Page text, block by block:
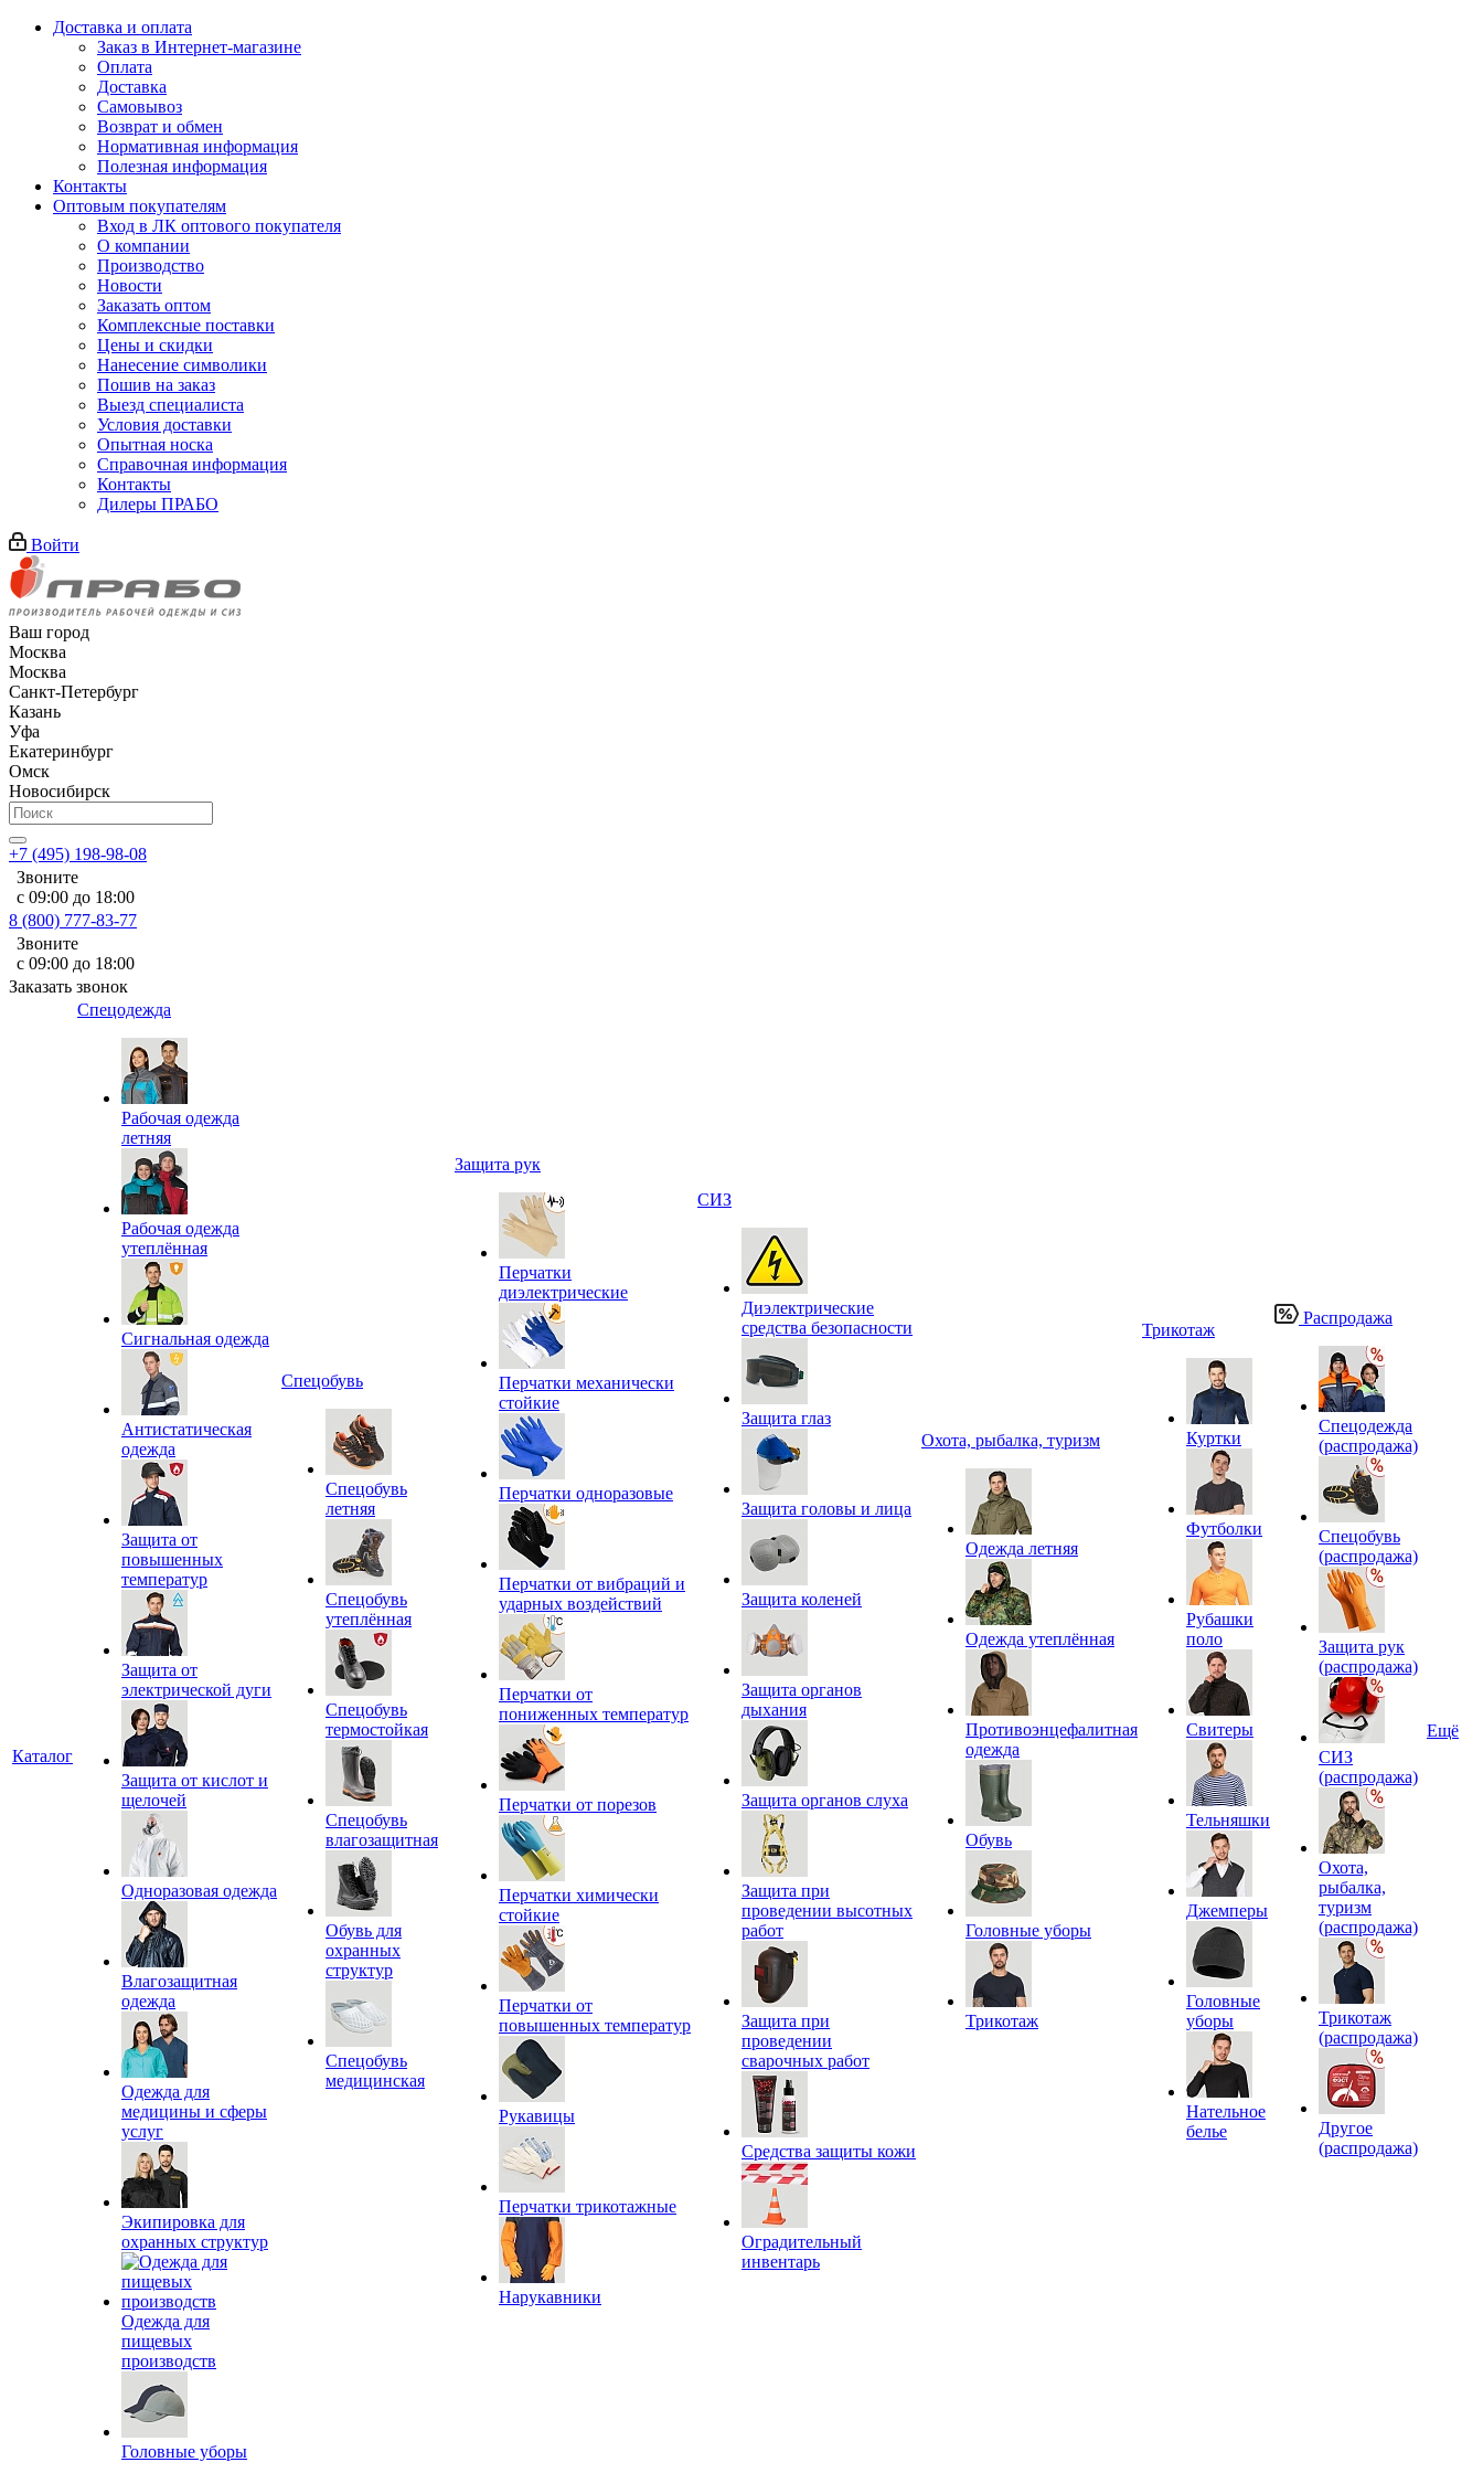
Доставка и оплата
Заказ в Интернет-магазине
Оплата
Доставка
Самовывоз
Возврат и обмен
Нормативная информация
Полезная информация
Контакты
Оптовым покупателям
Вход в ЛК оптового покупателя
О компании
Производство
Новости
Заказать оптом
Комплексные поставки
Цены и скидки
Нанесение символики
Пошив на заказ
Выезд специалиста
Условия доставки
Опытная носка
Справочная информация
Контакты
Дилеры ПРАБО
Войти
Ваш город
Москва
Москва
Санкт-Петербург
Казань
Уфа
Екатеринбург
Омск
Новосибирск
+7 (495) 198-98-08
Звоните
с 09:00 до 18:00
8 (800) 777-83-77
Звоните
с 09:00 до 18:00
Заказать звонок
Каталог
Спецодежда
Рабочая одежда
летняя
Рабочая одежда
утеплённая
Сигнальная одежда
Антистатическая
одежда
Защита от
повышенных
температур
Защита от
электрической дуги
Защита от кислот и
щелочей
Одноразовая одежда
Влагозащитная
одежда
Одежда для
медицины и сферы
услуг
Экипировка для
охранных структур
Одежда для
пищевых
производств
Головные уборы
Спецобувь
Спецобувь
летняя
Спецобувь
утеплённая
Спецобувь
термостойкая
Спецобувь
влагозащитная
Обувь для
охранных
структур
Спецобувь
медицинская
Защита рук
Перчатки
диэлектрические
Перчатки механически
стойкие
Перчатки одноразовые
Перчатки от вибраций и
ударных воздействий
Перчатки от
пониженных температур
Перчатки от порезов
Перчатки химически
стойкие
Перчатки от
повышенных температур
Рукавицы
Перчатки трикотажные
Нарукавники
СИЗ
Диэлектрические
средства безопасности
Защита глаз
Защита головы и лица
Защита коленей
Защита органов
дыхания
Защита органов слуха
Защита при
проведении высотных
работ
Защита при
проведении
сварочных работ
Средства защиты кожи
Оградительный
инвентарь
Охота, рыбалка, туризм
Одежда летняя
Одежда утеплённая
Противоэнцефалитная
одежда
Обувь
Головные уборы
Трикотаж
Трикотаж
Куртки
Футболки
Рубашки
поло
Свитеры
Тельняшки
Джемперы
Головные
уборы
Нательное
белье
Распродажа
Спецодежда
(распродажа)
Спецобувь
(распродажа)
Защита рук
(распродажа)
СИЗ
(распродажа)
Охота,
рыбалка,
туризм
(распродажа)
Трикотаж
(распродажа)
Другое
(распродажа)
Ещё